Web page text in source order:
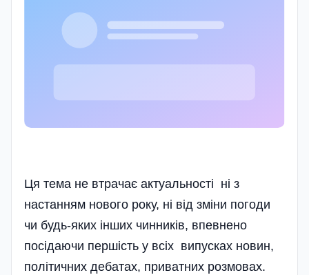
Ця тема не втрачає актуальності ні з
настанням нового року, ні від зміни погоди
чи будь-яких інших чинників, впевнено
посідаючи першість у всіх випусках новин,
політичних дебатах, приватних розмовах.